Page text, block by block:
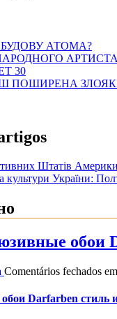
АТОМА?
АРТИСТА
30
ПОШИРЕНА
Штатів Америки
культури України:
обои
Comentários fechados
Darfarben стиль